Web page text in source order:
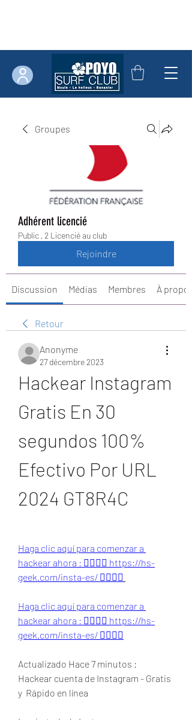
Groupes
Adhérent licencié
Public · 2 Licencié au club
Rejoindre
Discussion Médias Membres À propos
Retour
Anonyme
27 décembre 2023
Hackear Instagram
Gratis En 30
segundos 100%
Efectivo Por URL
2024 GT8R4C
Haga clic aquí para comenzar a
hackear ahora : 👉🏻👉🏻 https://hs-
geek.com/insta-es/ 👈🏻👈🏻
Haga clic aquí para comenzar a
hackear ahora : 👉🏻👉🏻 https://hs-
geek.com/insta-es/ 👈🏻👈🏻
Actualizado Hace 7 minutos :
Hackear cuenta de Instagram - Gratis
y  Rápido en línea